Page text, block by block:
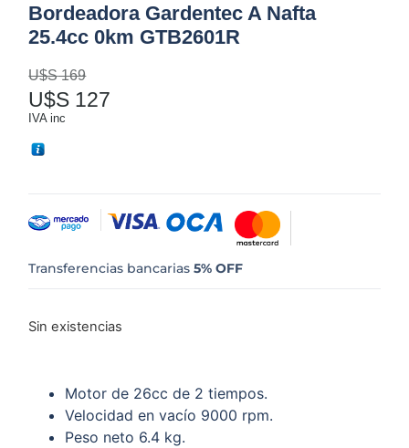
Bordeadora Gardentec A Nafta
25.4cc 0km GTB2601R
U$S169
U$S 127
IVA inc
Transferencias bancarias5% OFF
Sin existencias
Motor de 26cc de 2 tiempos.
Velocidad en vacío 9000 rpm.
Peso neto 6.4 kg.